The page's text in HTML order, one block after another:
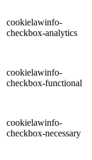
cookielawinfo-
checkbox-analytics
cookielawinfo-
checkbox-functional
cookielawinfo-
checkbox-necessary